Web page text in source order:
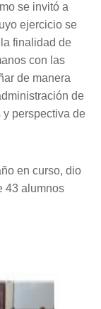
se invitó a
ejercicio se
finalidad de
con las
de manera
de
perspectiva de
en curso, dio
43 alumnos